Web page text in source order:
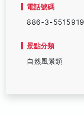
電話號碼
886-3-5515919
景點分類
自然風景類